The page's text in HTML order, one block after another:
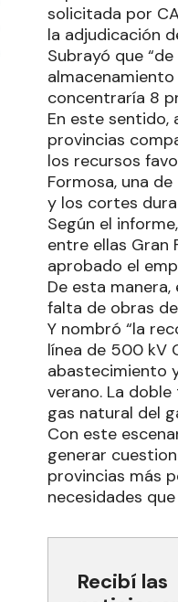
solicitada por
la adjudicación
Subrayó que
concentraría 8
En este sentido,
provincias
los recursos
Formosa, una
y los cortes
Según el
entre ellas Gran
aprobado el
De esta
falta de obras
Y nombró “la
línea de 500 kV
abastecimiento
verano. La
gas natural del
Con este
generar
provincias más
necesidades
Recibí las